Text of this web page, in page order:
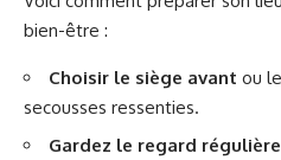
bien-être :
Choisir le siège avant ou
secousses ressenties.
Gardez le regard